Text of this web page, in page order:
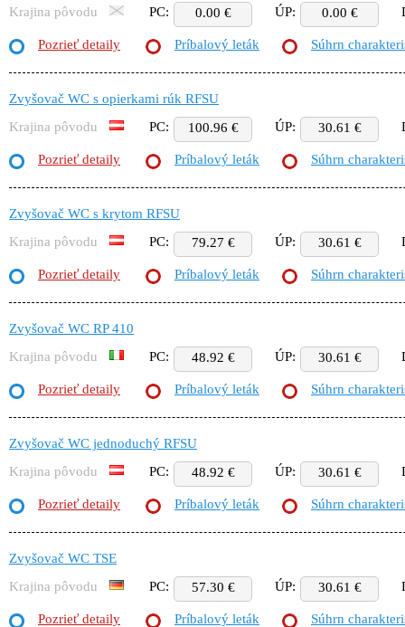
Krajina pôvodu
PC: 0.00 € ÚP: 0.00 €
Pozrieť detaily Príbalový leták Súhrn
Zvyšovač WC s opierkami rúk RFSU
Krajina pôvodu
PC: 100.96 € ÚP: 30.61 €
Pozrieť detaily Príbalový leták Súhrn
Zvyšovač WC s krytom RFSU
Krajina pôvodu
PC: 79.27 € ÚP: 30.61 €
Pozrieť detaily Príbalový leták Súhrn
Zvyšovač WC RP 410
Krajina pôvodu
PC: 48.92 € ÚP: 30.61 €
Pozrieť detaily Príbalový leták Súhrn
Zvyšovač WC jednoduchý RFSU
Krajina pôvodu
PC: 48.92 € ÚP: 30.61 €
Pozrieť detaily Príbalový leták Súhrn
Zvyšovač WC TSE
Krajina pôvodu
PC: 57.30 € ÚP: 30.61 €
Pozrieť detaily Príbalový leták Súhrn